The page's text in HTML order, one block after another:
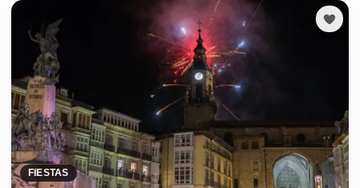
FIESTAS